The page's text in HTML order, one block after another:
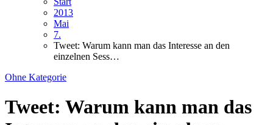
2013
Mai
7.
Tweet: Warum kann man das Interesse an den
einzelnen Sess…
Ohne Kategorie
Tweet: Warum kann man das